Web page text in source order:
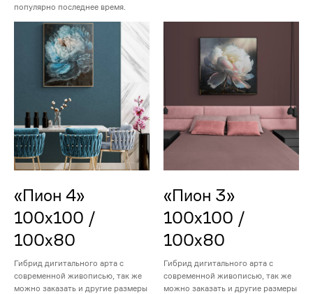
популярно последнее время.
«Пион 4»
100х100 /
100х80
Гибрид дигитального арта с
современной живописью, так же
можно заказать и другие размеры
«Пион 3»
100х100 /
100х80
Гибрид дигитального арта с
современной живописью, так же
можно заказать и другие размеры